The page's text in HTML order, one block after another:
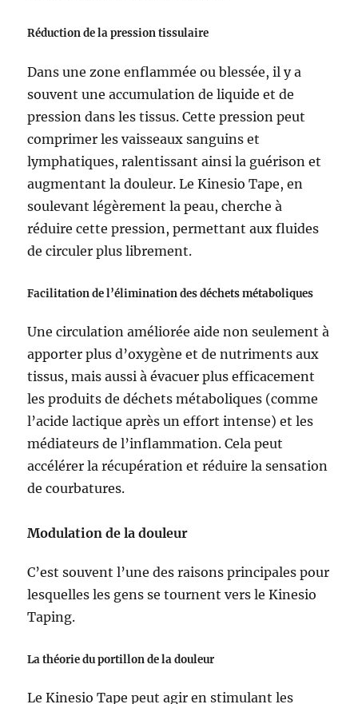
Réduction de la pression tissulaire
Dans une zone enflammée ou blessée, il y a
souvent une accumulation de liquide et de
pression dans les tissus. Cette pression peut
comprimer les vaisseaux sanguins et
lymphatiques, ralentissant ainsi la guérison et
augmentant la douleur. Le Kinesio Tape, en
soulevant légèrement la peau, cherche à
réduire cette pression, permettant aux fluides
de circuler plus librement.
Facilitation de l’élimination des déchets métaboliques
Une circulation améliorée aide non seulement à
apporter plus d’oxygène et de nutriments aux
tissus, mais aussi à évacuer plus efficacement
les produits de déchets métaboliques (comme
l’acide lactique après un effort intense) et les
médiateurs de l’inflammation. Cela peut
accélérer la récupération et réduire la sensation
de courbatures.
Modulation de la douleur
C’est souvent l’une des raisons principales pour
lesquelles les gens se tournent vers le Kinesio
Taping.
La théorie du portillon de la douleur
Le Kinesio Tape peut agir en stimulant les